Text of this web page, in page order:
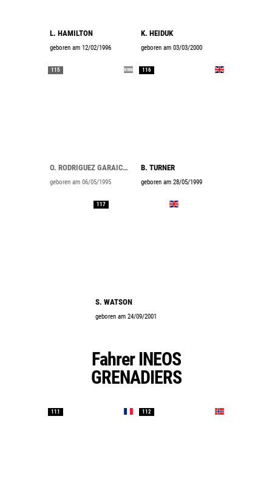
L. HAMILTON
geboren am 12/02/1996
K. HEIDUK
geboren am 03/03/2000
115
O. RODRIGUEZ GARAICOECHEA
geboren am 06/05/1995
116
B. TURNER
geboren am 28/05/1999
117
S. WATSON
geboren am 24/09/2001
Fahrer INEOS
GRENADIERS
111 112